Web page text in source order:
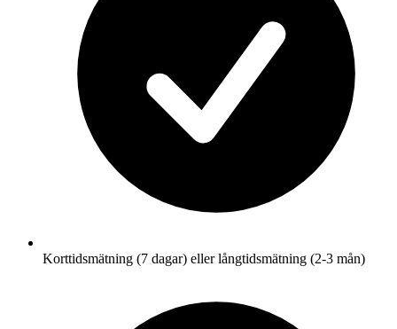
Korttidsmätning (7 dagar) eller långtidsmätning (2-3 mån)